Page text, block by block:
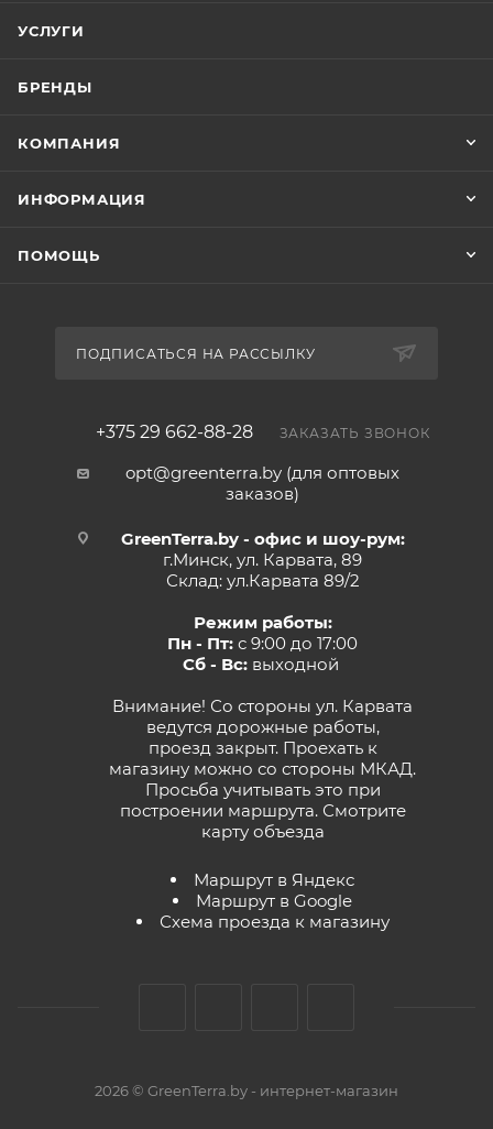
УСЛУГИ
БРЕНДЫ
КОМПАНИЯ
ИНФОРМАЦИЯ
ПОМОЩЬ
ПОДПИСАТЬСЯ НА РАССЫЛКУ
+375 29 662-88-28 ЗАКАЗАТЬ ЗВОНОК
opt@greenterra.by (для оптовых
заказов)
GreenTerra.by - офис и шоу-рум:
г.Минск, ул. Карвата, 89
Склад: ул.Карвата 89/2
Режим работы:
Пн - Пт: с 9:00 до 17:00
Сб - Вс:выходной
Внимание! Со стороны ул. Карвата
ведутся дорожные работы,
проезд закрыт. Проехать к
магазину можно со стороны МКАД.
Просьба учитывать это при
построении маршрута. Смотрите
карту объезда
Маршрут в Яндекс
Маршрут в Google
Схема проезда к магазину
2026 © GreenTerra.by - интернет-магазин